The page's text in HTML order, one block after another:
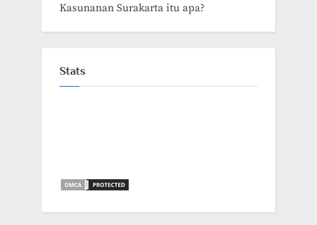
Kasunanan Surakarta itu apa?
Stats